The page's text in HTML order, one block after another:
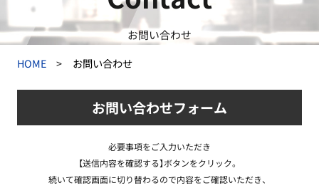
お問い合わせ
HOME お問い合わせ
お問い合わせフォーム
必要事項をご入力いただき
【送信内容を確認する】ボタンをクリック。
続いて確認画面に切り替わるので内容をご確認いただき、